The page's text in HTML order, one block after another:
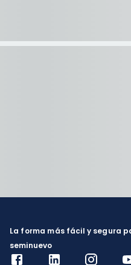
La forma más fácil y segura
seminuevo